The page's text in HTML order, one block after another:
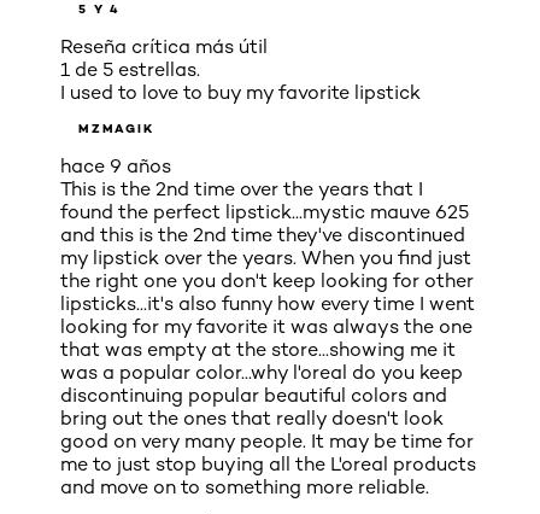
5 Y 4
Reseña crítica más útil
1 de 5 estrellas.
I used to love to buy my favorite lipstick
MZMAGIK
hace 9 años
This is the 2nd time over the years that I
found the perfect lipstick...mystic mauve 625
and this is the 2nd time they've discontinued
my lipstick over the years. When you find just
the right one you don't keep looking for other
lipsticks...it's also funny how every time I went
looking for my favorite it was always the one
that was empty at the store...showing me it
was a popular color...why l'oreal do you keep
discontinuing popular beautiful colors and
bring out the ones that really doesn't look
good on very many people. It may be time for
me to just stop buying all the L'oreal products
and move on to something more reliable.